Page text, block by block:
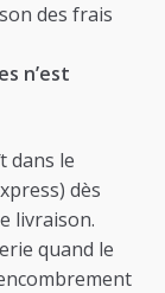
des frais
n’est
dans le
dès
livraison.
quand le